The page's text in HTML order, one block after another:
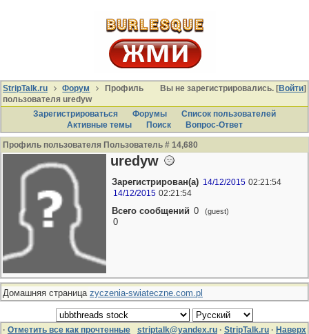
Вы не зарегистрировались. [Войти]
StripTalk.ru Форум
Профиль
пользователя uredyw
Зарегистрироваться
Форумы
Список пользователей
Активные темы
Поиcк Вопрос-Ответ
Профиль пользователя Пользователь # 14,680
uredyw
Зарегистрирован(а) 14/12/2015 02:21:54
14/12/2015 02:21:54
Всего сообщений 0 (guest)
0
Домашняя страница zyczenia-swiateczne.com.pl
· Отметить все как прочтенные striptalk@yandex.ru · StripTalk.ru · Наверх